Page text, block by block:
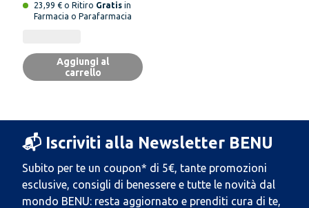
23,99 € o Ritiro Gratis in
Farmacia o Parafarmacia
Aggiungi al
carrello
📬 Iscriviti alla Newsletter BENU
Subito per te un coupon* di 5€, tante promozioni
esclusive, consigli di benessere e tutte le novità dal
mondo BENU: resta aggiornato e prenditi cura di te,